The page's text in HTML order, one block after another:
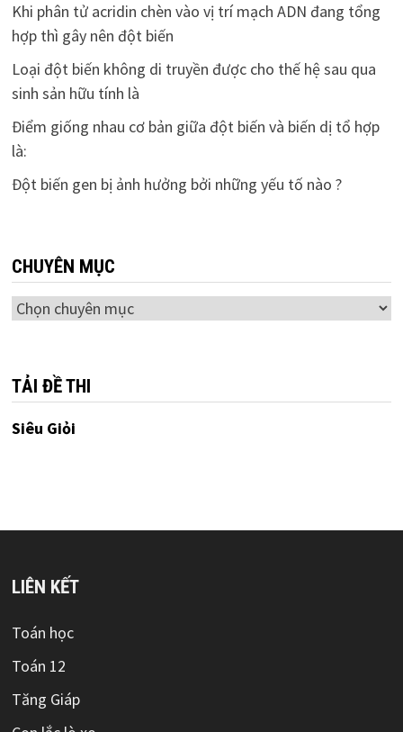
Khi phân tử acridin chèn vào vị trí mạch ADN đang tổng
hợp thì gây nên đột biến
Loại đột biến không di truyền được cho thế hệ sau qua
sinh sản hữu tính là
Điểm giống nhau cơ bản giữa đột biến và biến dị tổ hợp
là:
Đột biến gen bị ảnh hưởng bởi những yếu tố nào ?
CHUYÊN MỤC
Chuyên
TẢI ĐỀ THI
Siêu Giỏi
LIÊN KẾT
Toán học
Toán 12
Tăng Giáp